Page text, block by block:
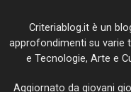
Criteriablog.it è un
approfondimenti su varie
e Tecnologie, Arte e
Aggiornato da giovani